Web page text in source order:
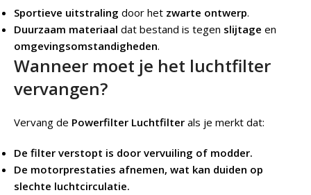
Sportieve uitstraling door het zwarte ontwerp.
Duurzaam materiaal dat bestand is tegen slijtage en
omgevingsomstandigheden.
Wanneer moet je het luchtfilter
vervangen?
Vervang de Powerfilter Luchtfilter als je merkt dat:
De filter verstopt is door vervuiling of modder.
De motorprestaties afnemen, wat kan duiden op
slechte luchtcirculatie.